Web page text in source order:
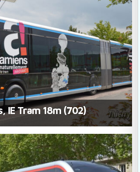
IE Tram 18m (702)